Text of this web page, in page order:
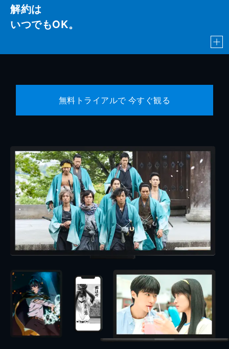
解約は
いつでもOK。
無料トライアルで 今すぐ観る